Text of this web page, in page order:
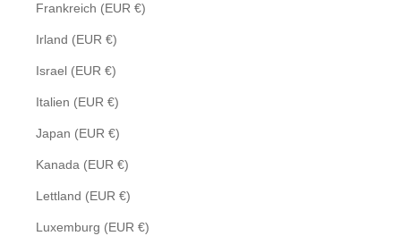
Frankreich (EUR €)
Irland (EUR €)
Israel (EUR €)
Italien (EUR €)
Japan (EUR €)
Kanada (EUR €)
Lettland (EUR €)
Luxemburg (EUR €)